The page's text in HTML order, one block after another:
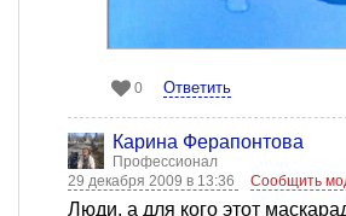
0 Ответить
Карина Ферапонтова
Профессионал
29 декабря 2009 в 13:36
Сообщить
Люди, а для кого этот